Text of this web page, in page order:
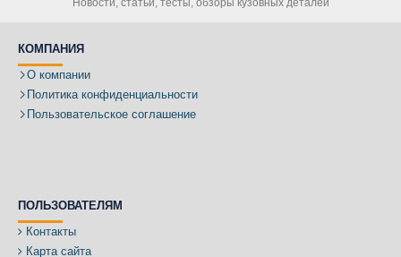
Новости, статьи, тесты, обзоры кузовных деталей
КОМПАНИЯ
О компании
Политика конфиденциальности
Пользовательское соглашение
ПОЛЬЗОВАТЕЛЯМ
Контакты
Карта сайта